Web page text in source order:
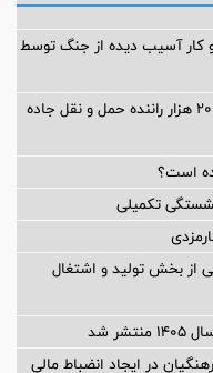
به بیش از ۳۶۰۰ کسب و کار آسیب دیده از جنگ توسط
آغاز اجرای بیمه تکمیلی جامع بیش از ۲۰۰ هزار راننده حمل و نقل جاده
است؟
تکمیلی
از بخش تولید و اشتغال
شد
در ایجاد انضباط مالی